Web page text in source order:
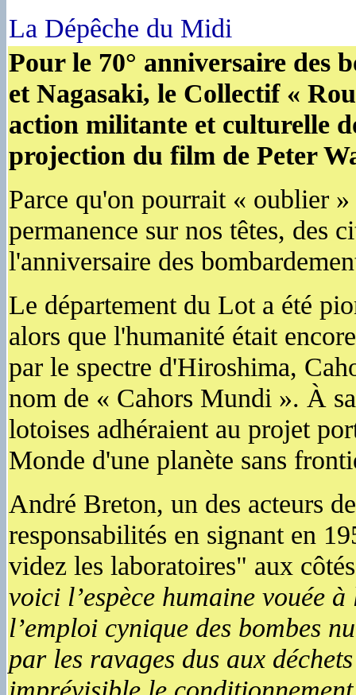
La Dépêche du Midi
Pour le 70° anniversaire des
et Nagasaki, le Collectif «
action militante et culturelle
projection du film de Peter
Parce qu'on pourrait « oublier
permanence sur nos têtes, des
l'anniversaire des
Le département du Lot a été
alors que l'humanité était
par le spectre d'Hiroshima,
nom de « Cahors Mundi ». À
lotoises adhéraient au projet
Monde d'une planète sans
André Breton, un des acteurs
responsabilités en signant en
videz les laboratoires" aux
voici l’espèce humaine vouée
l’emploi cynique des bombes
par les ravages dus aux